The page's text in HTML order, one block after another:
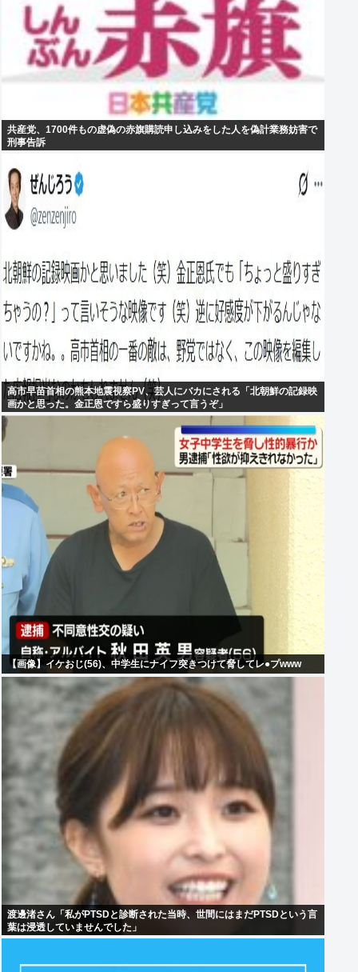
共産党、1700件もの虚偽の赤旗購読申し込みをした人を偽計業務妨害で
刑事告訴
高市早苗首相の熊本地震視察PV、芸人にバカにされる「北朝鮮の記録映
画かと思った。金正恩ですら盛りすぎって言うぞ」
【画像】イケおじ(56)、中学生にナイフ突きつけて脅してレ●プwww
渡邊渚さん「私がPTSDと診断された当時、世間にはまだPTSDという言
葉は浸透していませんでした」